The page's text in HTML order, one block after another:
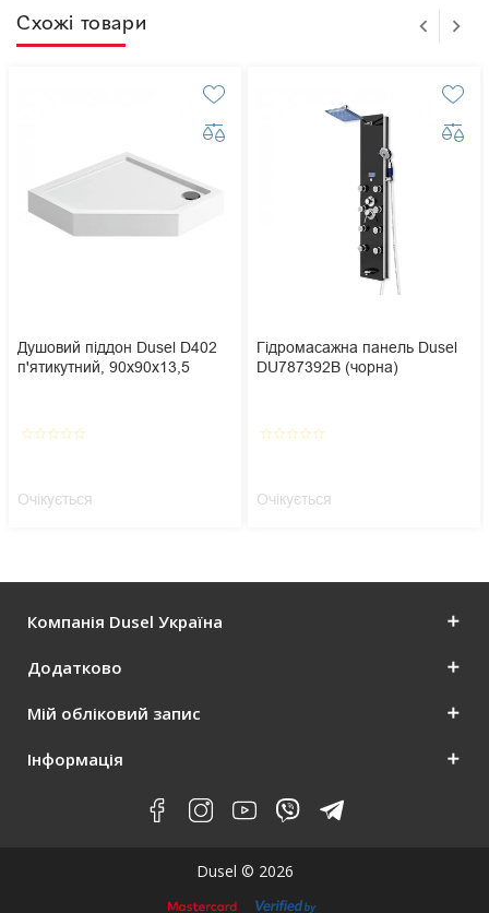
Схожі товари
Душовий піддон Dusel D402
п'ятикутний, 90х90х13,5
star_borderstar_borderstar_borderstar_borderstar_border
Очікується
Гідромасажна панель Dusel
DU787392B (чорна)
star_borderstar_borderstar_borderstar_borderstar_border
Очікується
Компанія Dusel Україна
Додатково
Мій обліковий запис
Інформація
Dusel © 2026